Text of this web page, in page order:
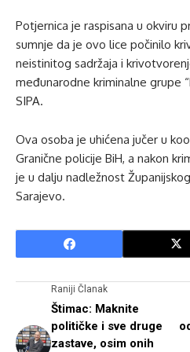
Potjernica je raspisana u okviru
sumnje da je ovo lice počinilo
neistinitog sadržaja i
međunarodne kriminalne grupe
SIPA.
Ova osoba je uhićena jučer u
Granične policije BiH, a nakon
je u dalju nadležnost
Sarajevo.
Raniji Članak
Štimac: Maknite
političke i sve druge
zastave, osim onih